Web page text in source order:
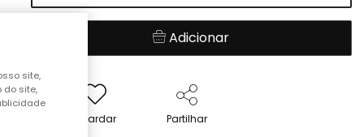
Adicionar
Guardar Partilhar
site,
do site,